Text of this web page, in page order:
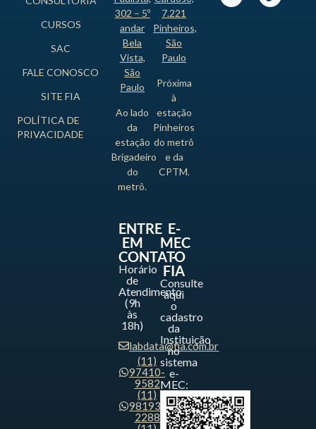
CURSOS
SAC
FALE CONOSCO
SITE FIA
POLÍTICA DE
PRIVACIDADE
302 – 5º
andar
Bela
Vista,
São
Paulo
Ao lado
da
estação
Brigadeiro
do
metrô.
7.221
Pinheiros,
São
Paulo
Próxima
à
estação
Pinheiros
do metrô
e da
CPTM.
ENTRE
EM
CONTATO
Horário
de
Atendimento
(9h
às
18h)
labdata@fia.com.br
(11)
97410-
9582
(11)
98193-
2288
E-
MEC
-
FIA
Consulte
aqui
o
cadastro
da
Instituição
no
sistema
e-
MEC: